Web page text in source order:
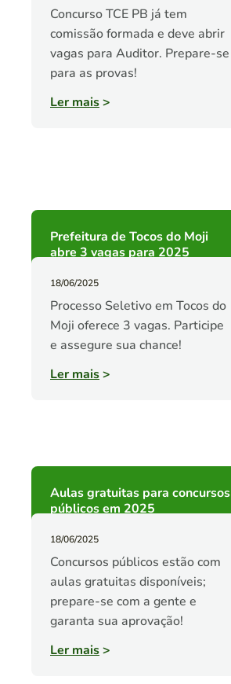
Concurso TCE PB já tem
comissão formada e deve abrir
vagas para Auditor. Prepare-se
para as provas!
Ler mais>
Prefeitura de Tocos do Moji
abre 3 vagas para 2025
18/06/2025
Processo Seletivo em Tocos do
Moji oferece 3 vagas. Participe
e assegure sua chance!
Ler mais>
Aulas gratuitas para concursos
públicos em 2025
18/06/2025
Concursos públicos estão com
aulas gratuitas disponíveis;
prepare-se com a gente e
garanta sua aprovação!
Ler mais>